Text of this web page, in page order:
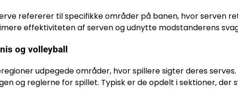
refererer til specifikke områder på banen, hvor serven
effektiviteten af serven og udnytte modstanderens
og volleyball
udpegede områder, hvor spillere sigter deres
og reglerne for spillet. Typisk er de opdelt i sektioner, der